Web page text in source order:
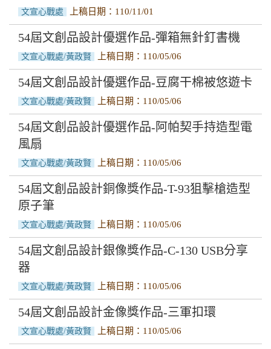
文宣心戰處 上稿日期：110/11/01
54屆文創品設計優選作品-彈箱無針釘書機
文宣心戰處/黃政賢 上稿日期：110/05/06
54屆文創品設計優選作品-豆腐干棉被悠遊卡
文宣心戰處/黃政賢 上稿日期：110/05/06
54屆文創品設計優選作品-阿帕契手持造型電
風扇
文宣心戰處/黃政賢 上稿日期：110/05/06
54屆文創品設計銅像獎作品-T-93狙擊槍造型
原子筆
文宣心戰處/黃政賢 上稿日期：110/05/06
54屆文創品設計銀像獎作品-C-130 USB分享
器
文宣心戰處/黃政賢 上稿日期：110/05/06
54屆文創品設計金像獎作品-三軍扣環
文宣心戰處/黃政賢 上稿日期：110/05/06